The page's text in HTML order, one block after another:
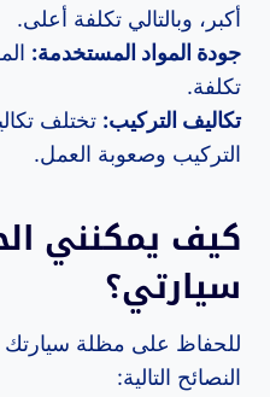
أكبر، وبالتالي تكلفة أعلى.
جودة المواد المستخدمة:
تكلفة.
تكاليف التركيب: تختلف
التركيب وصعوبة العمل.
كيف يمكنني
سيارتي؟
للحفاظ على مظلة سيارتك
النصائح التالية: